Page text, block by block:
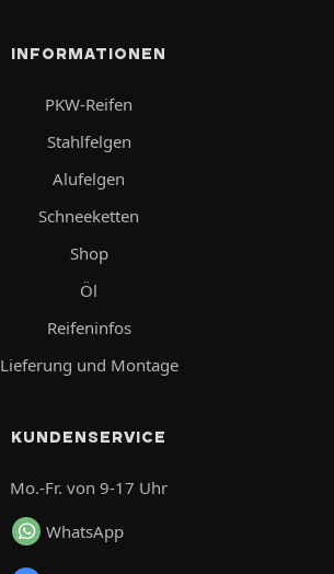
INFORMATIONEN
PKW-Reifen
Stahlfelgen
Alufelgen
Schneeketten
Shop
Öl
Reifeninfos
Lieferung und Montage
KUNDENSERVICE
Mo.-Fr. von 9-17 Uhr
WhatsApp